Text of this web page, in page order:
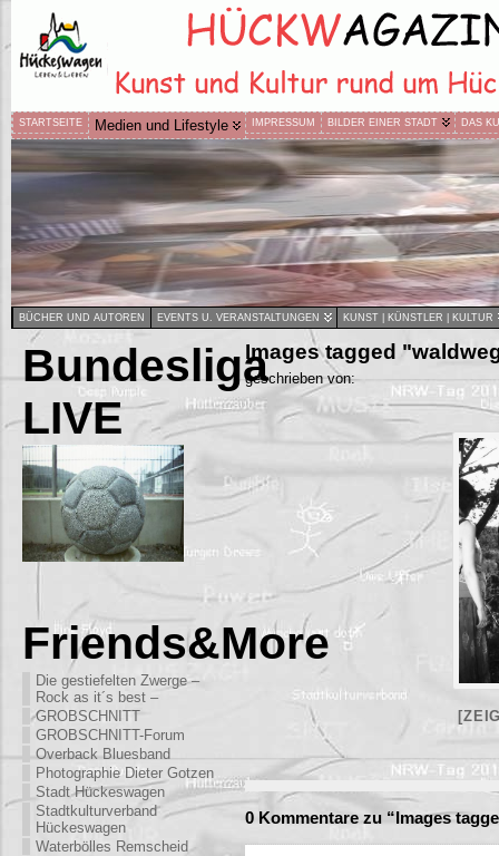
STARTSEITE Medien und Lifestyle IMPRESSUM BILDER EINER STADT DAS
BÜCHER UND AUTOREN EVENTS U. VERANSTALTUNGEN KUNST | KÜNSTLER | KULTUR
Bundesliga
LIVE
Friends&More
Die gestiefelten Zwerge –
Rock as it´s best –
GROBSCHNITT
GROBSCHNITT-Forum
Overback Bluesband
Photographie Dieter Gotzen
Stadt Hückeswagen
Stadtkulturverband
Hückeswagen
Waterbölles Remscheid
Images tagged
geschrieben von:
0 Kommentare zu “Images